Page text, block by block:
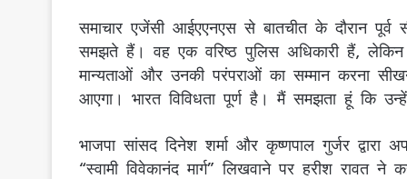
समाचार एजेंसी आईएएनएस से बातचीत के दौरान
समझते हैं। वह एक वरिष्ठ पुलिस अधिकारी हैं,
मान्यताओं और उनकी परंपराओं का सम्मान करना
आएगा। भारत विविधता पूर्ण है। मैं समझता हूं कि
भाजपा सांसद दिनेश शर्मा और कृष्णपाल गुर्जर
“स्वामी विवेकानंद मार्ग” लिखवाने पर हरीश